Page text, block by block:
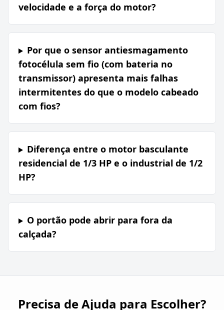
velocidade e a força do motor?
Por que o sensor antiesmagamento
fotocélula sem fio (com bateria no
transmissor) apresenta mais falhas
intermitentes do que o modelo cabeado
com fios?
Diferença entre o motor basculante
residencial de 1/3 HP e o industrial de 1/2
HP?
O portão pode abrir para fora da
calçada?
Precisa de Ajuda para Escolher?